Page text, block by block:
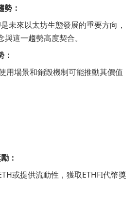
勢：
未來以太坊生態發展的重要方向，
這一趨勢高度契合。
用場景和銷毀機制可能推動其價值
：
或提供流動性，獲取ETHFI代幣獎